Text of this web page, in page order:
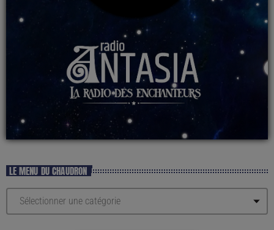
LE MENU DU CHAUDRON